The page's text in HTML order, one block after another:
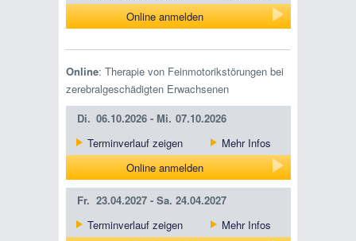
Online anmelden
Online: Therapie von Feinmotorikstörungen bei
zerebralgeschädigten Erwachsenen
Di. 06.10.2026 - Mi. 07.10.2026
Terminverlauf zeigen
Mehr Infos
Online anmelden
Fr. 23.04.2027 - Sa. 24.04.2027
Terminverlauf zeigen
Mehr Infos